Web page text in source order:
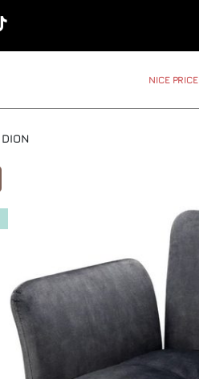
NICE PRICE
DION